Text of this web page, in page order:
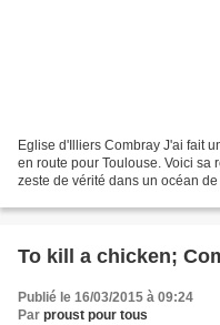
Eglise d'Illiers Combray J'ai fait
en route pour Toulouse. Voici sa
zeste de vérité dans un océan
To kill a chicken;
Publié le 16/03/2015 à 09:24
Par proust pour tous